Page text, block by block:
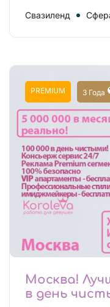
Свазиленд
PREMIUM 3 Года
Москва!
в день